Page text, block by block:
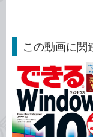
この動画に関